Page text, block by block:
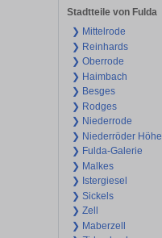
Stadtteile von Fulda
❯ Mittelrode
❯ Reinhards
❯ Oberrode
❯ Haimbach
❯ Besges
❯ Rodges
❯ Niederrode
❯ Niederröder Höhe
❯ Fulda-Galerie
❯ Malkes
❯ Istergiesel
❯ Sickels
❯ Zell
❯ Maberzell